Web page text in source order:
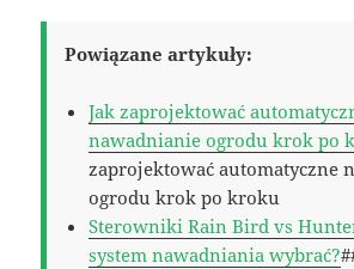
Powiązane artykuły:
Jak zaprojektować
nawadnianie ogrodu krok po
zaprojektować automatyczne
ogrodu krok po kroku
Sterowniki Rain Bird vs
system nawadniania wybrać?